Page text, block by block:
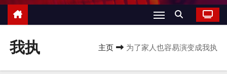
我执 主页 为了家人也容易演变成我执